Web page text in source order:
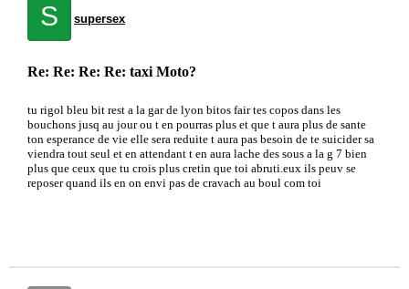
S supersex
Re: Re: Re: Re: taxi Moto?
tu rigol bleu bit rest a la gar de lyon bitos fair tes copos dans les
bouchons jusq au jour ou t en pourras plus et que t aura plus de sante
ton esperance de vie elle sera reduite t aura pas besoin de te suicider sa
viendra tout seul et en attendant t en aura lache des sous a la g 7 bien
plus que ceux que tu crois plus cretin que toi abruti.eux ils peuv se
reposer quand ils en on envi pas de cravach au boul com toi